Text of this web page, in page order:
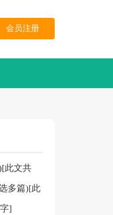
会员注册
此文共
多篇)[此
]